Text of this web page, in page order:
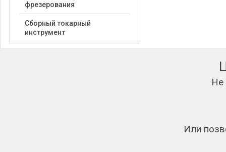
фрезерования
Сборный токарный
инструмент
Не
Или